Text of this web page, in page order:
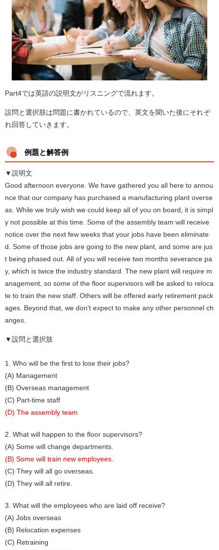
Part4では英語の説明文がリスニングで流れます。
設問と選択肢は問題に書かれているので、英文を聞いた後にそれぞ
れ回答していきます。
例題と解答例
▼説明文
Good afternoon everyone. We have gathered you all here to annou
nce that our company has purchased a manufacturing plant overse
as. While we truly wish we could keep all of you on board, it is simpl
y not possible at this time. Some of the assembly team will receive
notice over the next few weeks that your jobs have been eliminate
d. Some of those jobs are going to the new plant, and some are jus
t being phased out. All of you will receive two months severance pa
y, which is twice the industry standard. The new plant will require m
anagement, so some of the floor supervisors will be asked to reloca
te to train the new staff. Others will be offered early retirement pack
ages. Beyond that, we don't expect to make any other personnel ch
anges.
▼設問と選択肢
1. Who will be the first to lose their jobs?
(A) Management
(B) Overseas management
(C) Part-time staff
(D) The assembly team
2. What will happen to the floor supervisors?
(A) Some will change departments.
(B) Some will train new employees.
(C) They will all go overseas.
(D) They will all retire.
3. What will the employees who are laid off receive?
(A) Jobs overseas
(B) Relocation expenses
(C) Retraining